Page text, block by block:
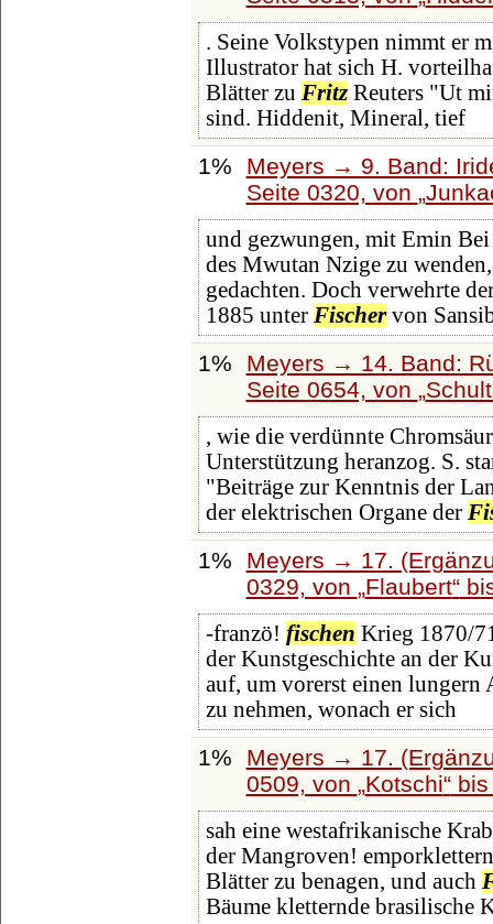
. Seine Volkstypen nimmt er
Illustrator hat sich H.
Blätter zu FritzReuters "Ut
sind. Hiddenit, Mineral, tief
1%
Meyers → 9. Band:
Seite 0320, von
und gezwungen, mit Emin
des Mwutan Nzige zu
gedachten. Doch verwehrte
1885 unter Fischervon
1%
Meyers → 14. Band:
Seite 0654, von
, wie die verdünnte
Unterstützung heranzog. S.
"Beiträge zur Kenntnis der
der elektrischen Organe der
1%
Meyers → 17.
0329, von Flaubert
-franzö! fischen Krieg 1870/
der Kunstgeschichte an der
auf, um vorerst einen
zu nehmen, wonach er sich
1%
Meyers → 17.
0509, von Kotschi
sah eine westafrikanische
der Mangroven!
Blätter zu benagen, und auch
Bäume kletternde brasilische